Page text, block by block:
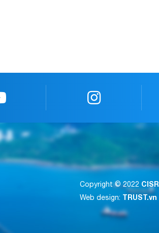
Copyright © 2022 CISR
Web design: TRUST.vn